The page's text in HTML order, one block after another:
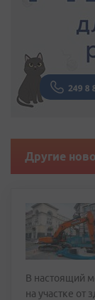
Другие
В настоящий
на участке от